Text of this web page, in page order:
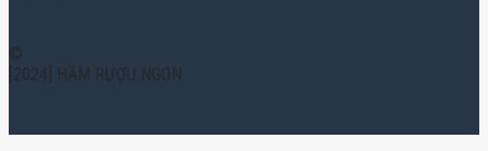
©
[2024] HẦM RƯỢU NGON